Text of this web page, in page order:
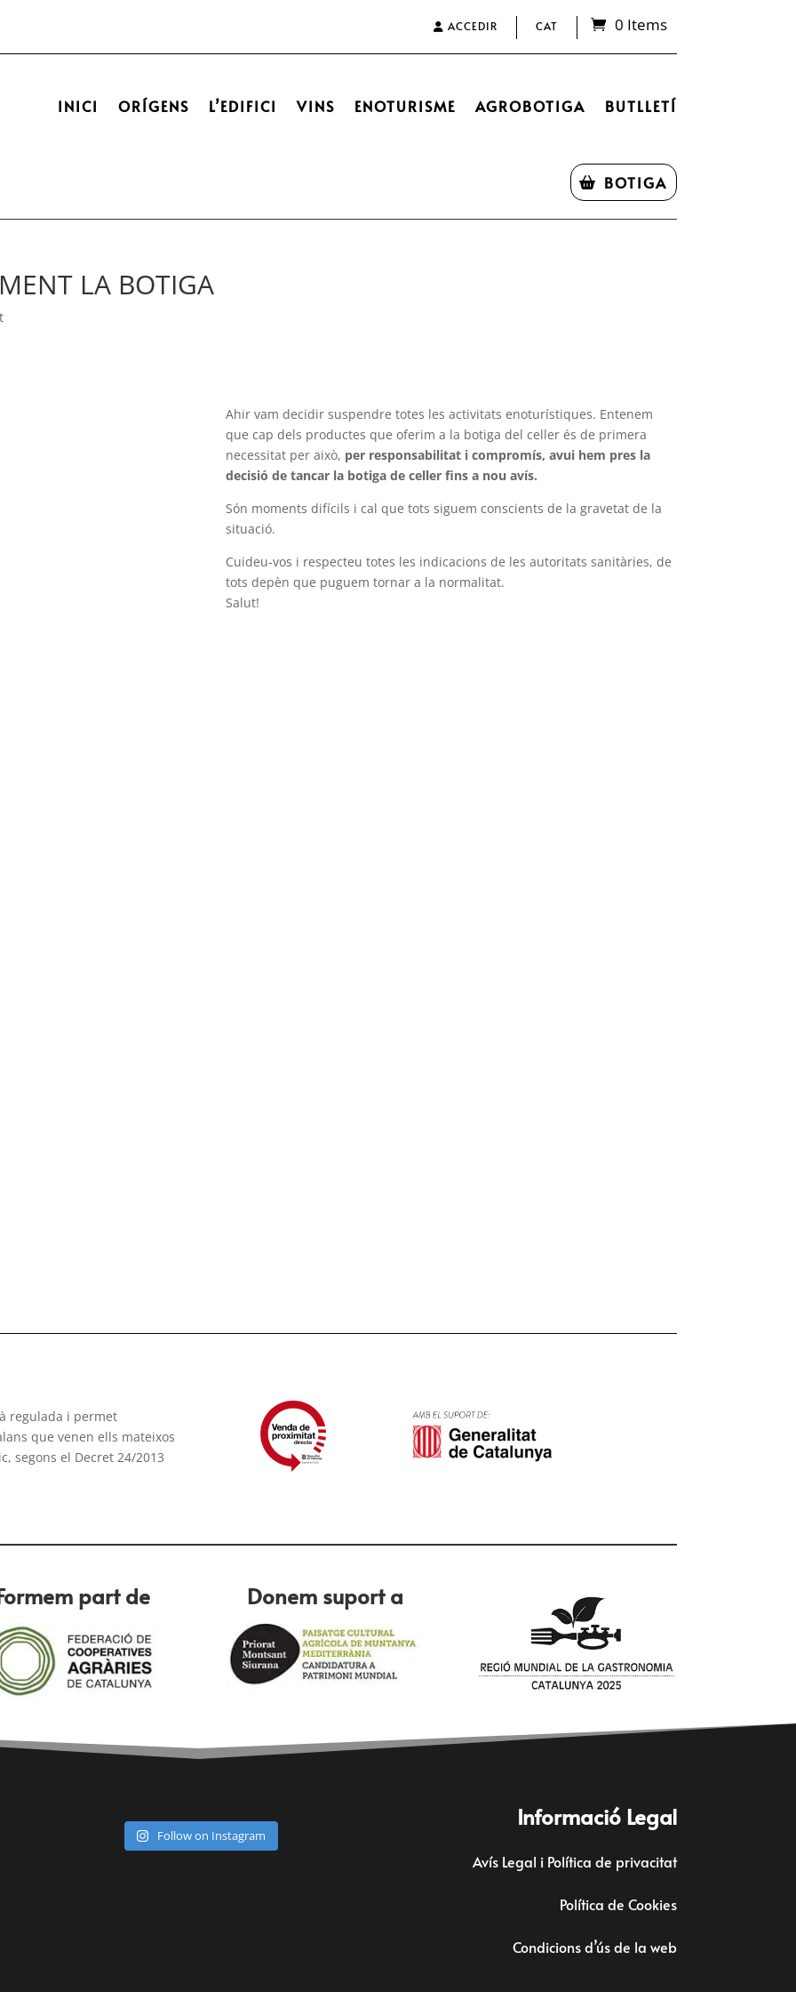
ACCEDIR CAT 0 Items
INICI ORÍGENS L’EDIFICI VINS ENOTURISME AGROBOTIGA BUTLLETÍ
BOTIGA
LA BOTIGA
Ahir vam decidir suspendre totes les activitats enoturístiques. Entenem
que cap dels productes que oferim a la botiga del celler és de primera
necessitat per això, per responsabilitat i compromís, avui hem pres la
decisió de tancar la botiga de celler fins a nou avís.
Són moments difícils i cal que tots siguem conscients de la gravetat de la
situació.
Cuideu-vos i respecteu totes les indicacions de les autoritats sanitàries, de
tots depèn que puguem tornar a la normalitat.
Salut!
regulada i permet
que venen ells mateixos
segons el Decret 24/2013
part de Donem suport a
Follow on Instagram
Informació Legal
Avís Legal i Política de privacitat
Política de Cookies
Condicions d’ús de la web